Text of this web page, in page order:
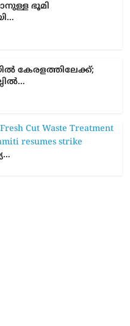
ഭൂമി
കേരളത്തിലേക്ക്;